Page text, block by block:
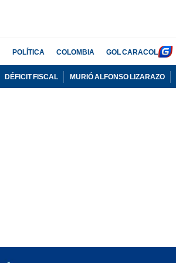
POLÍTICA COLOMBIA GOL CARACOL
DÉFICIT FISCAL MURIÓ ALFONSO LIZARAZO